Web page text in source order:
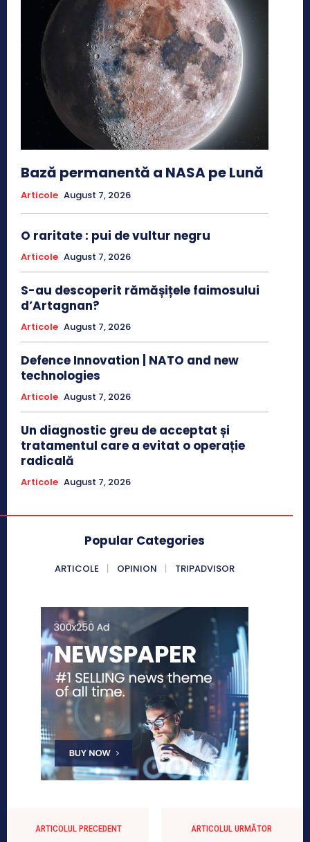
Bază permanentă a NASA pe Lună
Articole August 7, 2026
O raritate : pui de vultur negru
Articole August 7, 2026
S-au descoperit rămășițele faimosului
d’Artagnan?
Articole August 7, 2026
Defence Innovation | NATO and new
technologies
Articole August 7, 2026
Un diagnostic greu de acceptat și
tratamentul care a evitat o operație
radicală
Articole August 7, 2026
Popular Categories
ARTICOLE OPINION TRIPADVISOR
ARTICOLUL PRECEDENT ARTICOLUL URMĂTOR